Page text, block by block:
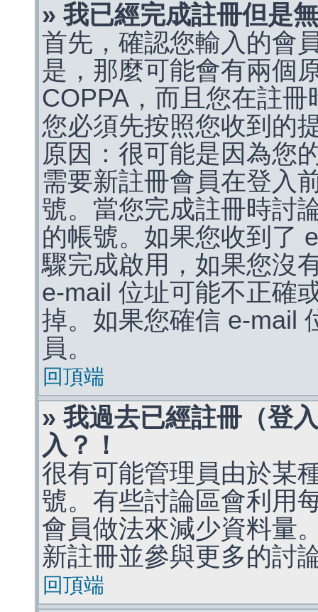
» 我已經完成註冊但是
首先，確認您輸入的會
是，那麼可能會有兩個
COPPA，而且您在註
您必須先按照您收到的
原因：很可能是因為您
需要新註冊會員在登入
號。當您完成註冊時討
的帳號。如果您收到了
驟完成啟用，如果您沒
e-mail 位址可能不正確
掉。如果您確信 e-mail
員。
回頂端
» 我過去已經註冊（登
入？！
很有可能管理員由於某
號。有些討論區會利用
會員做法來減少資料量
新註冊並參與更多的討
回頂端